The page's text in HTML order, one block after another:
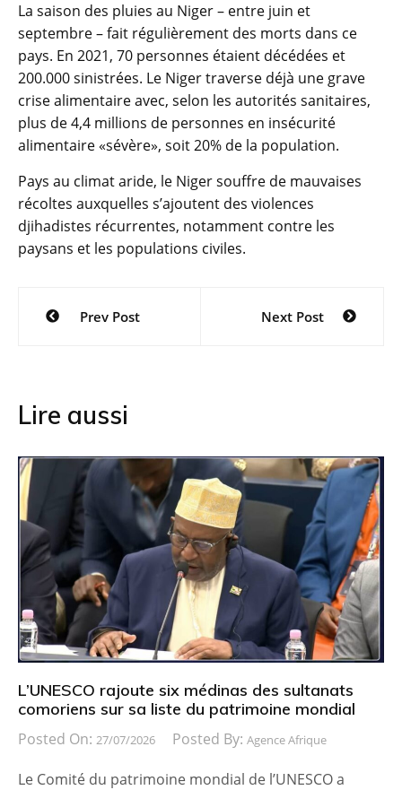
La saison des pluies au Niger – entre juin et
septembre – fait régulièrement des morts dans ce
pays. En 2021, 70 personnes étaient décédées et
200.000 sinistrées. Le Niger traverse déjà une grave
crise alimentaire avec, selon les autorités sanitaires,
plus de 4,4 millions de personnes en insécurité
alimentaire «sévère», soit 20% de la population.
Pays au climat aride, le Niger souffre de mauvaises
récoltes auxquelles s’ajoutent des violences
djihadistes récurrentes, notamment contre les
paysans et les populations civiles.
Navigation
Prev Post Next Post
Lire aussi
L’UNESCO rajoute six médinas des sultanats
comoriens sur sa liste du patrimoine mondial
Posted On: 27/07/2026 Posted By: Agence Afrique
Le Comité du patrimoine mondial de l’UNESCO a